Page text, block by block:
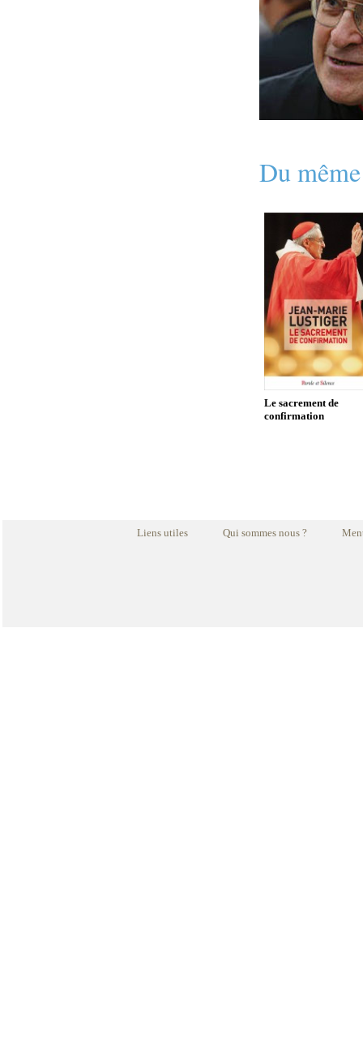
Du
Le sacrement de
confirmation
Liens utiles Qui sommes nous ?